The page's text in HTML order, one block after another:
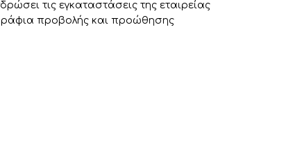
τις εγκαταστάσεις της εταιρείας
προβολής και προώθησης